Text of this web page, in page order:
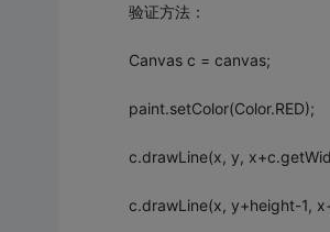
验证方法：
Canvas c = canvas;
paint.setColor(Color.RED);
c.drawLine(x, y,
c.drawLine(x, y+height-1,